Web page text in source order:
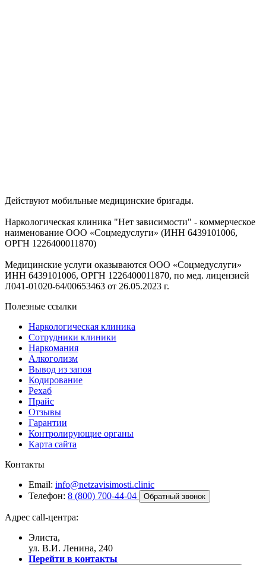
Действуют мобильные медицинские бригады.
Наркологическая клиника "Нет зависимости" - коммерческое
наименование ООО «Соцмедуслуги» (ИНН 6439101006,
ОРГН 1226400011870)
Медицинские услуги оказываются ООО «Соцмедуслуги»
ИНН 6439101006, ОРГН 1226400011870, по мед. лицензией
Л041-01020-64/00653463 от 26.05.2023 г.
Полезные ссылки
Наркологическая клиника
Сотрудники клиники
Наркомания
Алкоголизм
Вывод из запоя
Кодирование
Рехаб
Прайс
Отзывы
Гарантии
Контролирующие органы
Карта сайта
Контакты
Email: info@netzavisimosti.clinic
Телефон: 8 (800) 700-44-04 Обратный звонок
Адрес call-центра:
Элиста,
ул. В.И. Ленина, 240
Перейти в контакты